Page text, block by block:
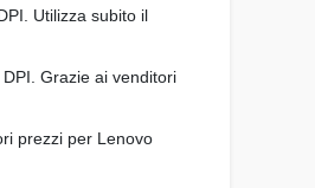
Utilizza subito il
Grazie ai venditori
prezzi per Lenovo